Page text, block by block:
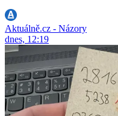
Aktuálně.cz - Názory
dnes, 12:19